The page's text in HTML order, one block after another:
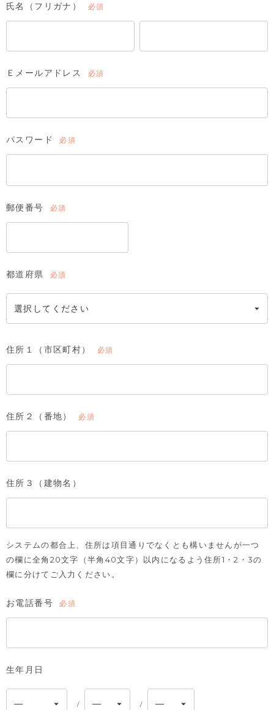
氏名（フリガナ）
須)
Ｅメールアドレス
須)
パスワード
須)
郵便番号
須)
都道府県
須)
住所１（市区町村）
須)
住所２（番地）
須)
住所３（建物名）
システムの都合上、住所は項目通りでなくとも構いませんが一つ
の欄に全角20文字（半角40文字）以内になるよう住所1・2・3の
欄に分けてご入力ください。
お電話番号
須)
生年月日